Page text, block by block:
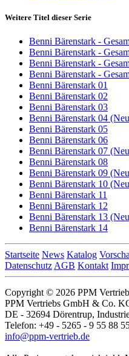
Weitere Titel dieser Serie
Benni Bärenstark -
Benni Bärenstark -
Benni Bärenstark -
Benni Bärenstark -
Benni Bärenstark 01
Benni Bärenstark 02
Benni Bärenstark 03
Benni Bärenstark 04
Benni Bärenstark 05
Benni Bärenstark 06
Benni Bärenstark 07
Benni Bärenstark 08
Benni Bärenstark 09
Benni Bärenstark 10
Benni Bärenstark 11
Benni Bärenstark 12
Benni Bärenstark 13
Benni Bärenstark 14
Startseite News Katalog
Datenschutz AGB Kontakt
Copyright © 2026 PPM Vertrieb
PPM Vertriebs GmbH & Co.
DE - 32694 Dörentrup,
Telefon: +49 - 5265 - 9 55 88
info@ppm-vertrieb.de